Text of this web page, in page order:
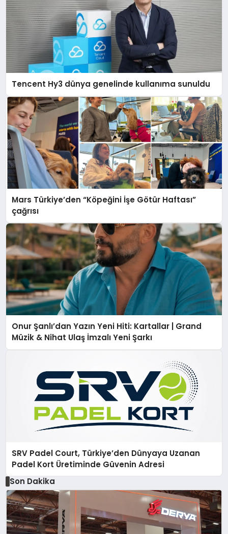
Tencent Hy3 dünya genelinde kullanıma sunuldu
Mars Türkiye’den “Köpeğini İşe Götür Haftası”
çağrısı
Onur Şanlı’dan Yazın Yeni Hiti: Kartallar | Grand
Müzik & Nihat Ulaş İmzalı Yeni Şarkı
SRV Padel Court, Türkiye’den Dünyaya Uzanan
Padel Kort Üretiminde Güvenin Adresi
Son Dakika